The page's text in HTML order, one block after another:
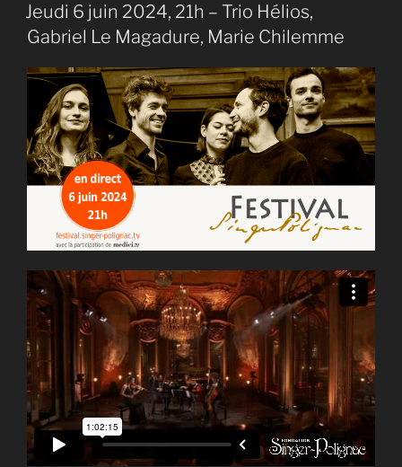
Jeudi 6 juin 2024, 21h – Trio Hélios,
Gabriel Le Magadure, Marie Chilemme